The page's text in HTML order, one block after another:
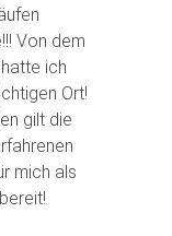
Von dem
ich
Ort!
gilt die
mich als